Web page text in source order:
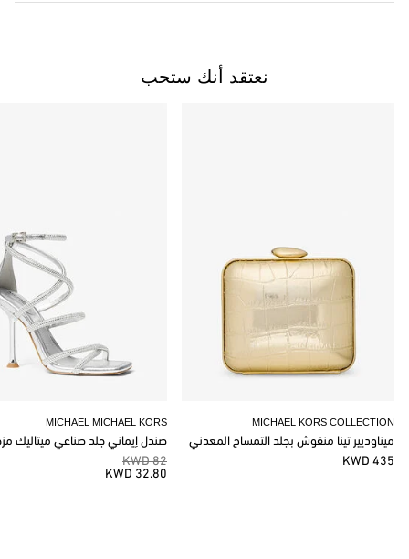
نعتقد أنك ستحب
MICHAEL MICHAEL KORS
صندل إيماني جلد صناعي ميتاليك
82 KWD
32.80 KWD
MICHAEL KORS COLLECTION
ميناوديير تينا منقوش بجلد التمساح المعدني
435 KWD